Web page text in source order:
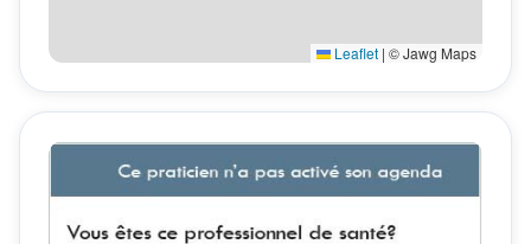
Leaflet | © Jawg Maps